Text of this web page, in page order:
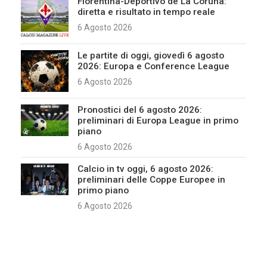
diretta e risultato in tempo reale
6 Agosto 2026
Le partite di oggi, giovedì 6 agosto
2026: Europa e Conference League
6 Agosto 2026
Pronostici del 6 agosto 2026:
preliminari di Europa League in primo
piano
6 Agosto 2026
Calcio in tv oggi, 6 agosto 2026:
preliminari delle Coppe Europee in
primo piano
6 Agosto 2026